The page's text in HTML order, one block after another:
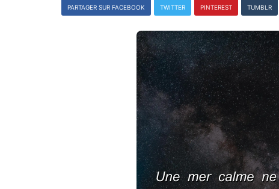
PARTAGER SUR FACEBOOK TWITTER PINTEREST TUMBLR